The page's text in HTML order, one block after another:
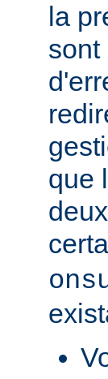
la
sont
que